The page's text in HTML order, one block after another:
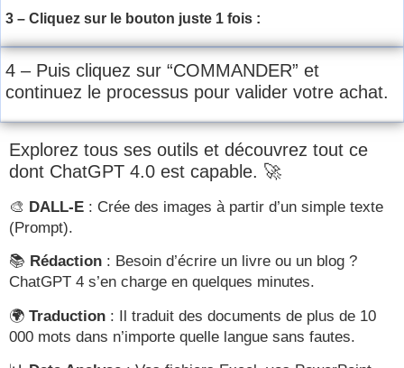
3 – Cliquez sur le bouton juste 1 fois :
4 – Puis cliquez sur “COMMANDER” et
continuez le processus pour valider votre achat.
Explorez tous ses outils et découvrez tout ce
dont ChatGPT 4.0 est capable. 🚀
🎨 DALL-E : Crée des images à partir d’un simple texte
(Prompt).
📚 Rédaction : Besoin d’écrire un livre ou un blog ?
ChatGPT 4 s’en charge en quelques minutes.
🌍 Traduction : Il traduit des documents de plus de 10
000 mots dans n’importe quelle langue sans fautes.